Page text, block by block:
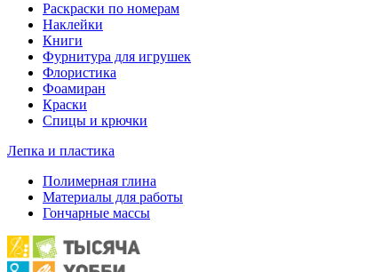
Раскраски по номерам
Наклейки
Книги
Фурнитура для игрушек
Флористика
Фоамиран
Краски
Спицы и крючки
Лепка и пластика
Полимерная глина
Материалы для работы
Гончарные массы